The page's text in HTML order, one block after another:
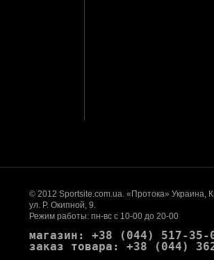
© 2012 Sportsite.com.ua. «Протока» Украина,
ул. Р. Окипной, 9.
Режим работы: пн-вс с 10-00 до 20-00
магазин: +38 (044) 517-35-
заказ товара: +38 (044)